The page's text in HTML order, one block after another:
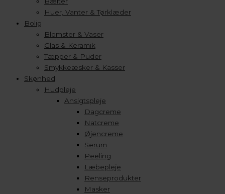
Huer, Vanter & Tørklæder
Bolig
Blomster & Vaser
Glas & Keramik
Tæpper & Puder
Smykkeæsker & Kasser
Skønhed
Hudpleje
Ansigtspleje
Dagcreme
Natcreme
Øjencreme
Serum
Peeling
Læbepleje
Renseprodukter
Masker